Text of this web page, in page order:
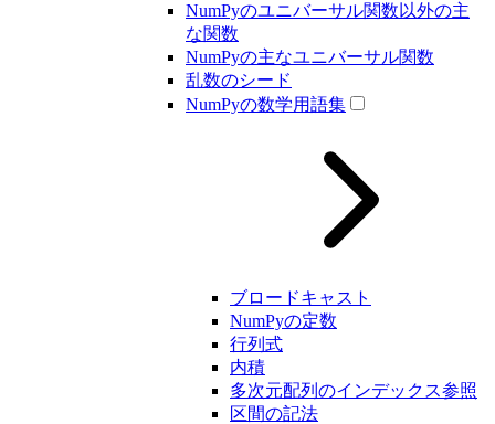
NumPyのユニバーサル関数以外の主
な関数
NumPyの主なユニバーサル関数
乱数のシード
NumPyの数学用語集
ブロードキャスト
NumPyの定数
行列式
内積
多次元配列のインデックス参照
区間の記法